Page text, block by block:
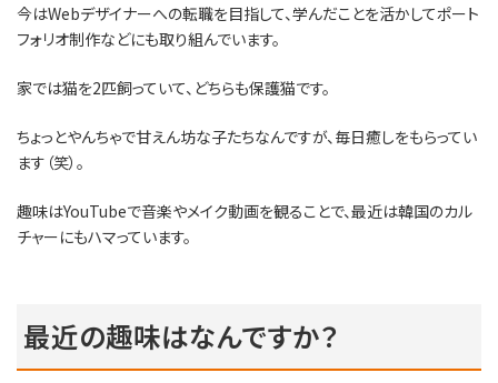
今はWebデザイナーへの転職を目指して、学んだことを活かしてポート
フォリオ制作などにも取り組んでいます。
家では猫を2匹飼っていて、どちらも保護猫です。
ちょっとやんちゃで甘えん坊な子たちなんですが、毎日癒しをもらってい
ます（笑）。
趣味はYouTubeで音楽やメイク動画を観ることで、最近は韓国のカル
チャーにもハマっています。
最近の趣味はなんですか？